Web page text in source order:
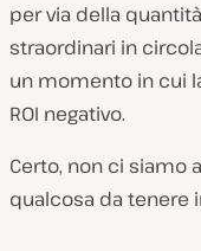
per via della
straordinari in
un momento in cui
ROI negativo.
Certo, non ci siamo
qualcosa da tenere